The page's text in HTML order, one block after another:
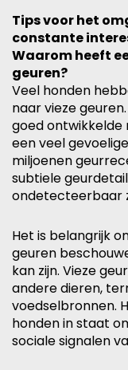
Tips voor het
constante
Waarom heeft
geuren?
Veel honden
naar vieze
goed ontwikkelde
een veel
miljoenen
subtiele
ondetecteerbaar
Het is belangrijk
geuren
kan zijn. Vieze
andere dieren,
voedselbronnen.
honden in staat
sociale signalen